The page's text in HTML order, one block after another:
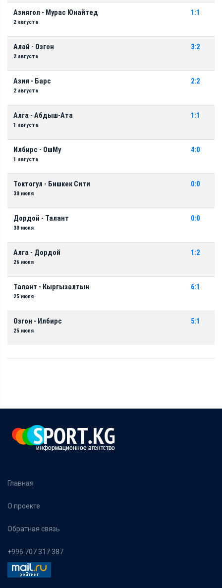
Азиягол - Мурас Юнайтед
2 августа
1:1
Алай - Озгон
2 августа
3:2
Азия - Барс
2 августа
2:2
Алга - Абдыш-Ата
1 августа
1:1
Илбирс - ОшМу
1 августа
4:0
Токтогул - Бишкек Сити
30 июля
0:0
Дордой - Талант
30 июля
0:0
Алга - Дордой
26 июля
1:2
Талант - Кыргызалтын
25 июля
6:1
Озгон - Илбирс
25 июля
5:1
Главная
О проекте
Обратная связь
+996 707 317 387